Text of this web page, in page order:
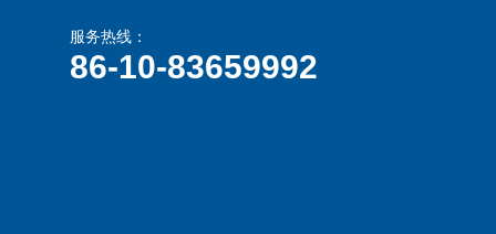
服务热线：
86-10-83659992